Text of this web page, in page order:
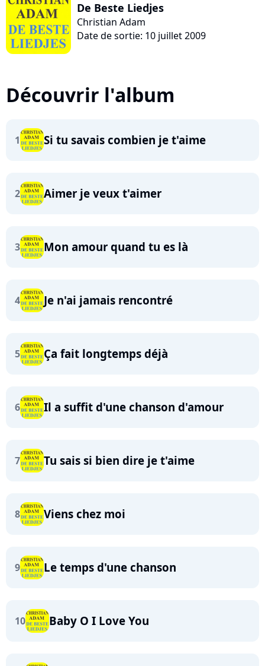
De Beste Liedjes
Christian Adam
Date de sortie: 10 juillet 2009
Découvrir l'album
1 Si tu savais combien je t'aime
2 Aimer je veux t'aimer
3 Mon amour quand tu es là
4 Je n'ai jamais rencontré
5 Ça fait longtemps déjà
6 Il a suffit d'une chanson d'amour
7 Tu sais si bien dire je t'aime
8 Viens chez moi
9 Le temps d'une chanson
10 Baby O I Love You